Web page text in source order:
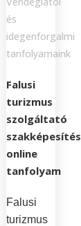
és
idegenforgalmi
tanfolyamaink
Falusi
turizmus
szolgáltató
szakképesítés
online
tanfolyam
Falusi
turizmus